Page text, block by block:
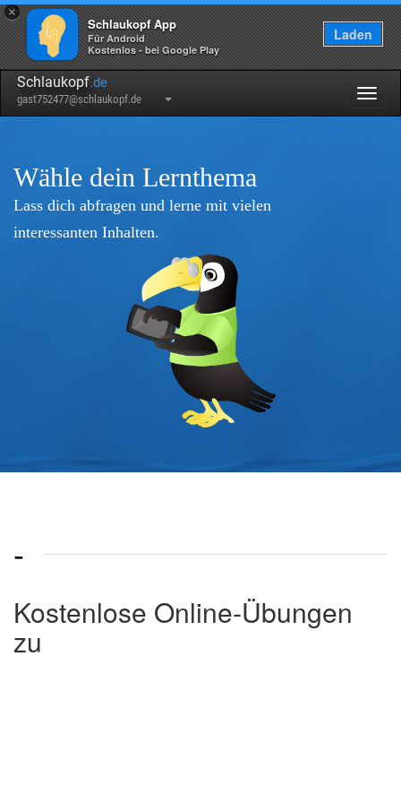
×
Schlaukopf App
Für Android
Kostenlos - bei Google Play
Laden
Schlaukopf.de
gast752477@schlaukopf.de
Wähle dein Lernthema
Lass dich abfragen und lerne mit vielen
interessanten Inhalten.
-
Kostenlose Online-Übungen
zu